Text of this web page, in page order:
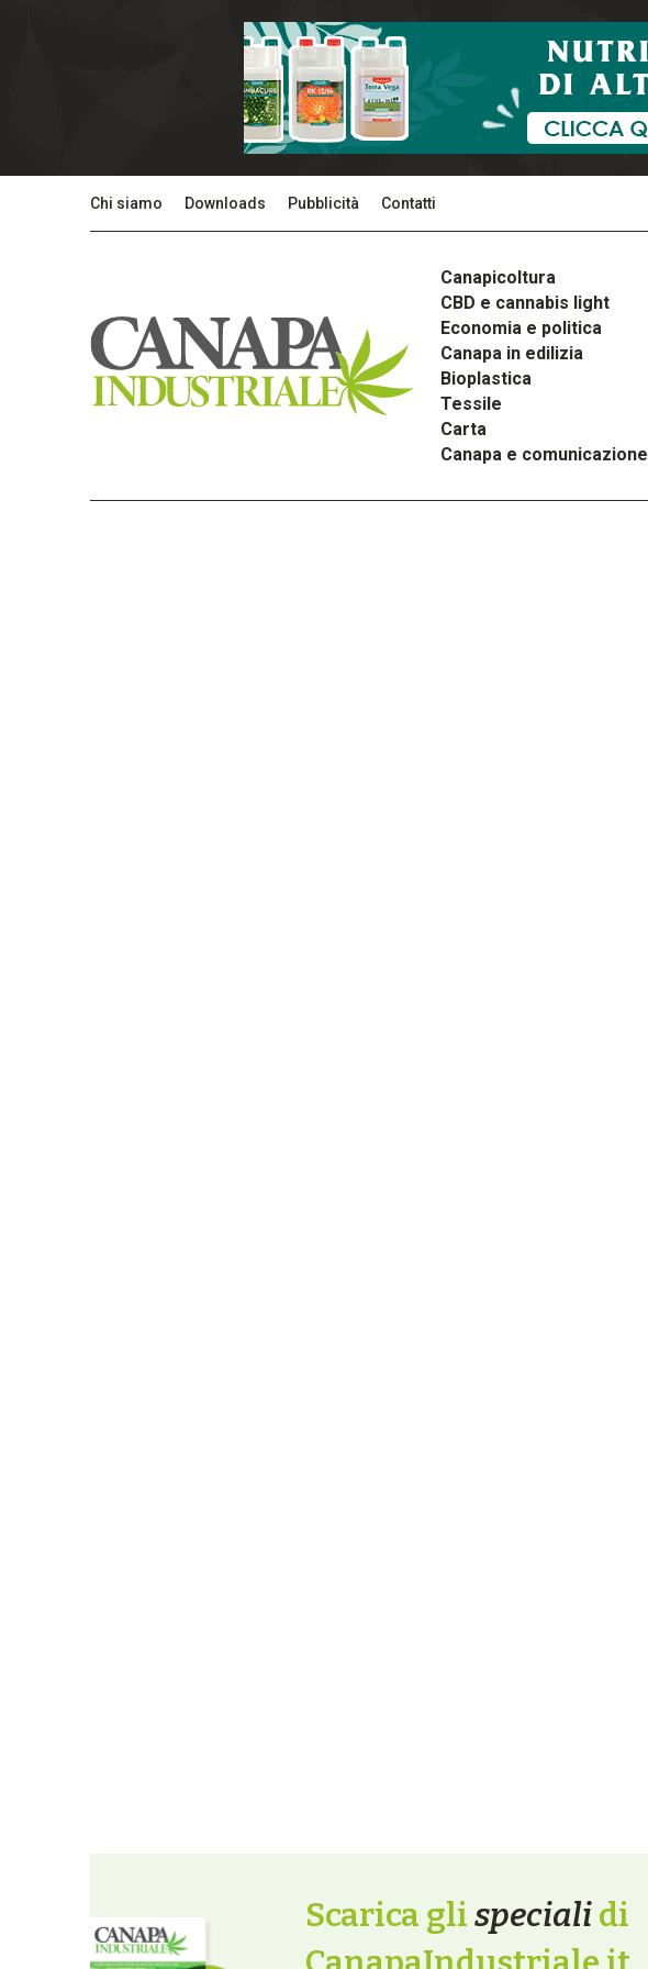
Chi siamo Downloads Pubblicità Contatti
Canapicoltura
CBD e cannabis light
Economia e politica
Canapa in edilizia
Bioplastica
Tessile
Carta
Canapa e comunicazione
Scarica glispecialidi